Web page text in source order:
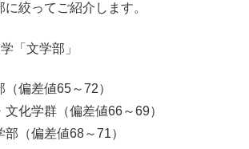
絞ってご紹介します。
「文学部」
偏差値65～72）
化学群（偏差値66～69）
（偏差値68～71）